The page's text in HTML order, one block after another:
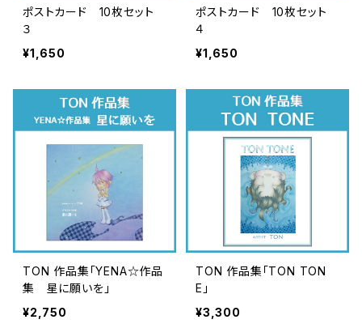
ポストカード 10枚セット
３
¥1,650
ポストカード 10枚セット
４
¥1,650
TON 作品集「YENA☆作品
集 星に願いを」
¥2,750
TON 作品集「TON TON
E」
¥3,300